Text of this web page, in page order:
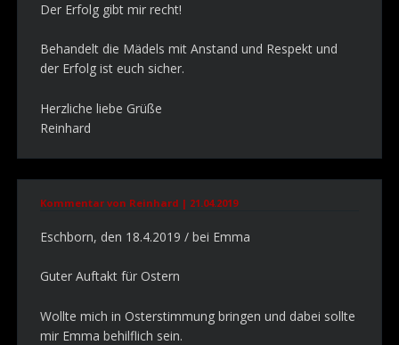
Der Erfolg gibt mir recht!
Behandelt die Mädels mit Anstand und Respekt und
der Erfolg ist euch sicher.
Herzliche liebe Grüße
Reinhard
Kommentar von Reinhard | 21.04.2019
Eschborn, den 18.4.2019 / bei Emma
Guter Auftakt für Ostern
Wollte mich in Osterstimmung bringen und dabei sollte
mir Emma behilflich sein.